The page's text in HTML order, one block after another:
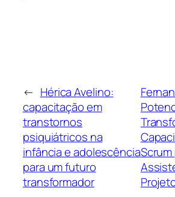
← Hérica Avelino:
capacitação em
transtornos
psiquiátricos na
infância e adolescência
para um futuro
transformador
Scrum